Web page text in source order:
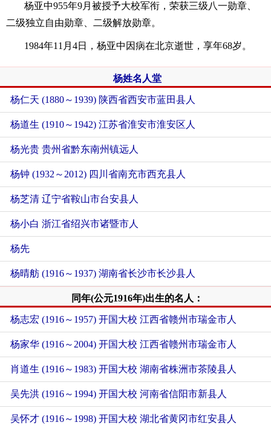
杨亚中955年9月被授予大校军衔，荣获三级八一勋章、
二级独立自由勋章、二级解放勋章。
1984年11月4日，杨亚中因病在北京逝世，享年68岁。
杨姓名人堂
杨仁天 (1880～1939) 陕西省西安市蓝田县人
杨道生 (1910～1942) 江苏省淮安市淮安区人
杨光贵 贵州省黔东南州镇远人
杨钟 (1932～2012) 四川省南充市西充县人
杨芝清 辽宁省鞍山市台安县人
杨小白 浙江省绍兴市诸暨市人
杨先
杨晴舫 (1916～1937) 湖南省长沙市长沙县人
同年(公元1916年)出生的名人：
杨志宏 (1916～1957) 开国大校 江西省赣州市瑞金市人
杨家华 (1916～2004) 开国大校 江西省赣州市瑞金市人
肖道生 (1916～1983) 开国大校 湖南省株洲市茶陵县人
吴先洪 (1916～1994) 开国大校 河南省信阳市新县人
吴怀才 (1916～1998) 开国大校 湖北省黄冈市红安县人